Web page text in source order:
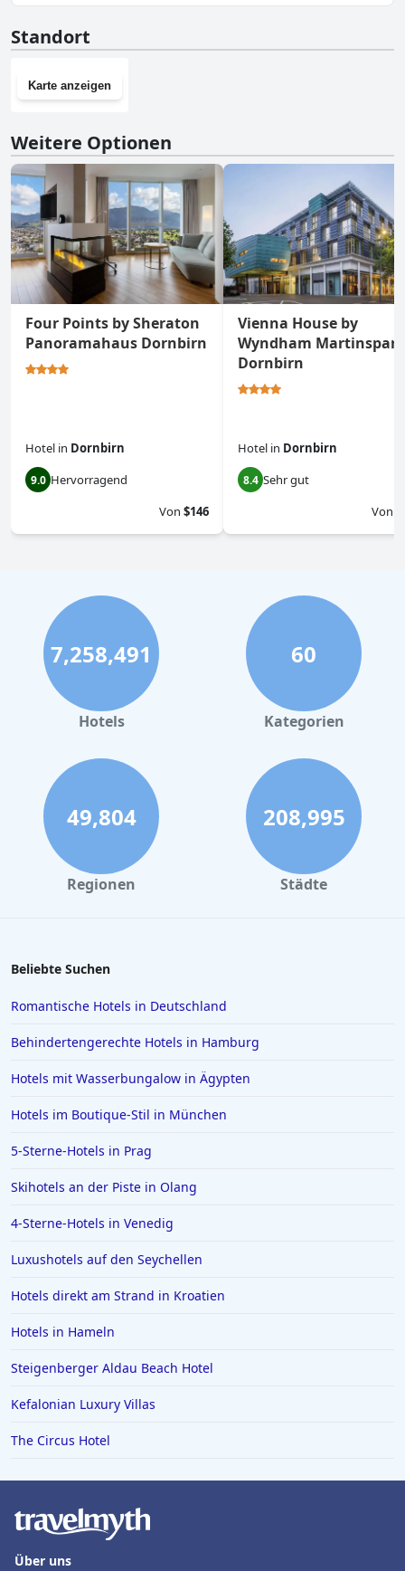
Standort
Karte anzeigen
Weitere Optionen
Four Points by Sheraton
Panoramahaus Dornbirn
Hotel in Dornbirn
9.0 Hervorragend
Von $146
Vienna House by
Wyndham Martinspark
Dornbirn
Hotel in Dornbirn
8.4 Sehr gut
Von
7,258,491
Hotels
60
Kategorien
49,804
Regionen
208,995
Städte
Beliebte Suchen
Romantische Hotels in Deutschland
Behindertengerechte Hotels in Hamburg
Hotels mit Wasserbungalow in Ägypten
Hotels im Boutique-Stil in München
5-Sterne-Hotels in Prag
Skihotels an der Piste in Olang
4-Sterne-Hotels in Venedig
Luxushotels auf den Seychellen
Hotels direkt am Strand in Kroatien
Hotels in Hameln
Steigenberger Aldau Beach Hotel
Kefalonian Luxury Villas
The Circus Hotel
Über uns